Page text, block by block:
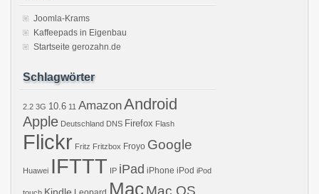
Joomla-Krams
Kaffeepads in Eigenbau
Startseite gerozahn.de
Schlagwörter
2.2 3G 10.6 11 AmazonAndroid
Apple Deutschland DNS Firefox Flash
Flickr Fritz Fritzbox Froyo Google
Huawei IFTTT IP iPad iPhone iPod iPod
MacMac OS